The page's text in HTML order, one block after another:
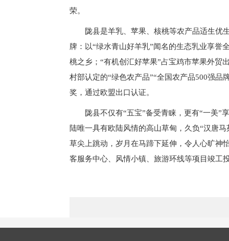
荣。
陇县是羊乳、苹果、核桃等农产品适生优
牌：以“绿水青山好羊乳”闻名的生态乳业享誉
桃之乡；“有机创汇好苹果”占宝鸡市苹果外贸
村部认定的“绿色农产品”“全国农产品500强品
奖，通过欧盟出口认证。
陇县不仅有“五宝”备受青睐，更有“一美
陆唯一具有欧陆风情的高山草甸，久负“汉唐
草尖上跳动，岁月在马蹄下延伸，令人心旷神
客服务中心、风情小镇、旅游环线等项目竣工